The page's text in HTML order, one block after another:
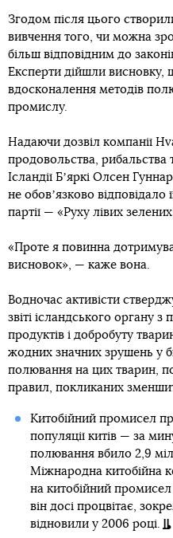
Згодом після цього
вивчення того, чи можна
більш відповідним до
Експерти дійшли висновку,
вдосконалення методів
промислу.
Надаючи дозвіл компанії
продовольства, рибальства
Ісландії Бʼяркі Олсен
не обовʼязково відповідало
партії — «Руху лівих
«Проте я повинна
висновок», — каже вона.
Водночас активісти
звіті ісландського органу
продуктів і добробуту
жодних значних зрушень у
полювання на цих тварин,
правил, покликаних
Китобійний промисел
популяції китів — за
полювання вбило 2,9
Міжнародна китобійна
на китобійний промисел
він досі процвітає,
відновили у 2006 році.